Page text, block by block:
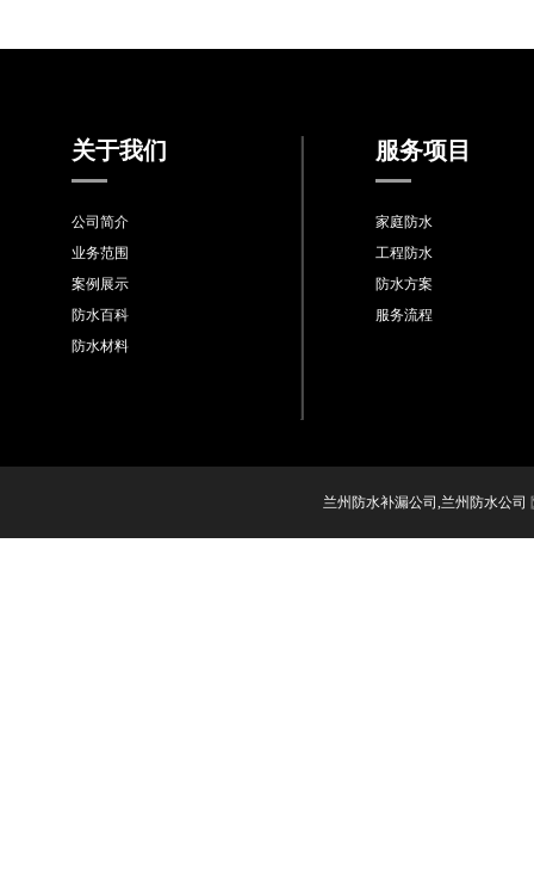
关于我们
公司简介
业务范围
案例展示
防水百科
防水材料
服务项目
家庭防水
工程防水
防水方案
服务流程
兰州防水补漏公司,兰州防水公司